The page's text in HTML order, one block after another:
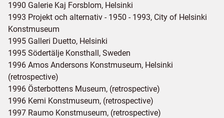
1990 Galerie Kaj Forsblom, Helsinki
1993 Projekt och alternativ - 1950 - 1993, City of Helsinki
Konstmuseum
1995 Galleri Duetto, Helsinki
1995 Södertälje Konsthall, Sweden
1996 Amos Andersons Konstmuseum, Helsinki
(retrospective)
1996 Österbottens Museum, (retrospective)
1996 Kemi Konstmuseum, (retrospective)
1997 Raumo Konstmuseum, (retrospective)